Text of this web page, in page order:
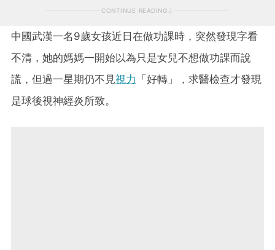
CONTINUE READING
中國武漢一名9歲女孩近日在做功課時，突然發現字看
不清，她的媽媽一開始以為只是女兒不想做功課而說
謊，但過一星期仍不見視力 「好轉」，求醫檢查才發現
是球後視神經炎所致。